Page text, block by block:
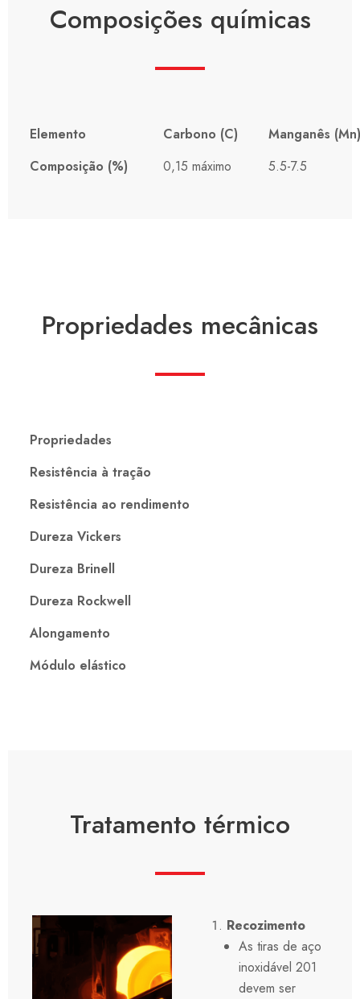
Composições químicas
Elemento Carbono (C)
Manganês
Composição (%)
0,15 máximo 5.5-7.5
Propriedades mecânicas
Propriedades
Resistência à tração
Resistência ao rendimento
Dureza Vickers
Dureza Brinell
Dureza Rockwell
Alongamento
Módulo elástico
Tratamento térmico
Recozimento
As tiras de aço
inoxidável 201
devem ser